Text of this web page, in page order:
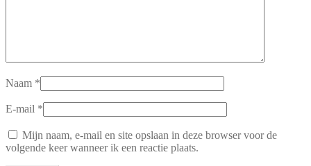
Naam *
E-mail *
Mijn naam, e-mail en site opslaan in deze browser voor de
volgende keer wanneer ik een reactie plaats.